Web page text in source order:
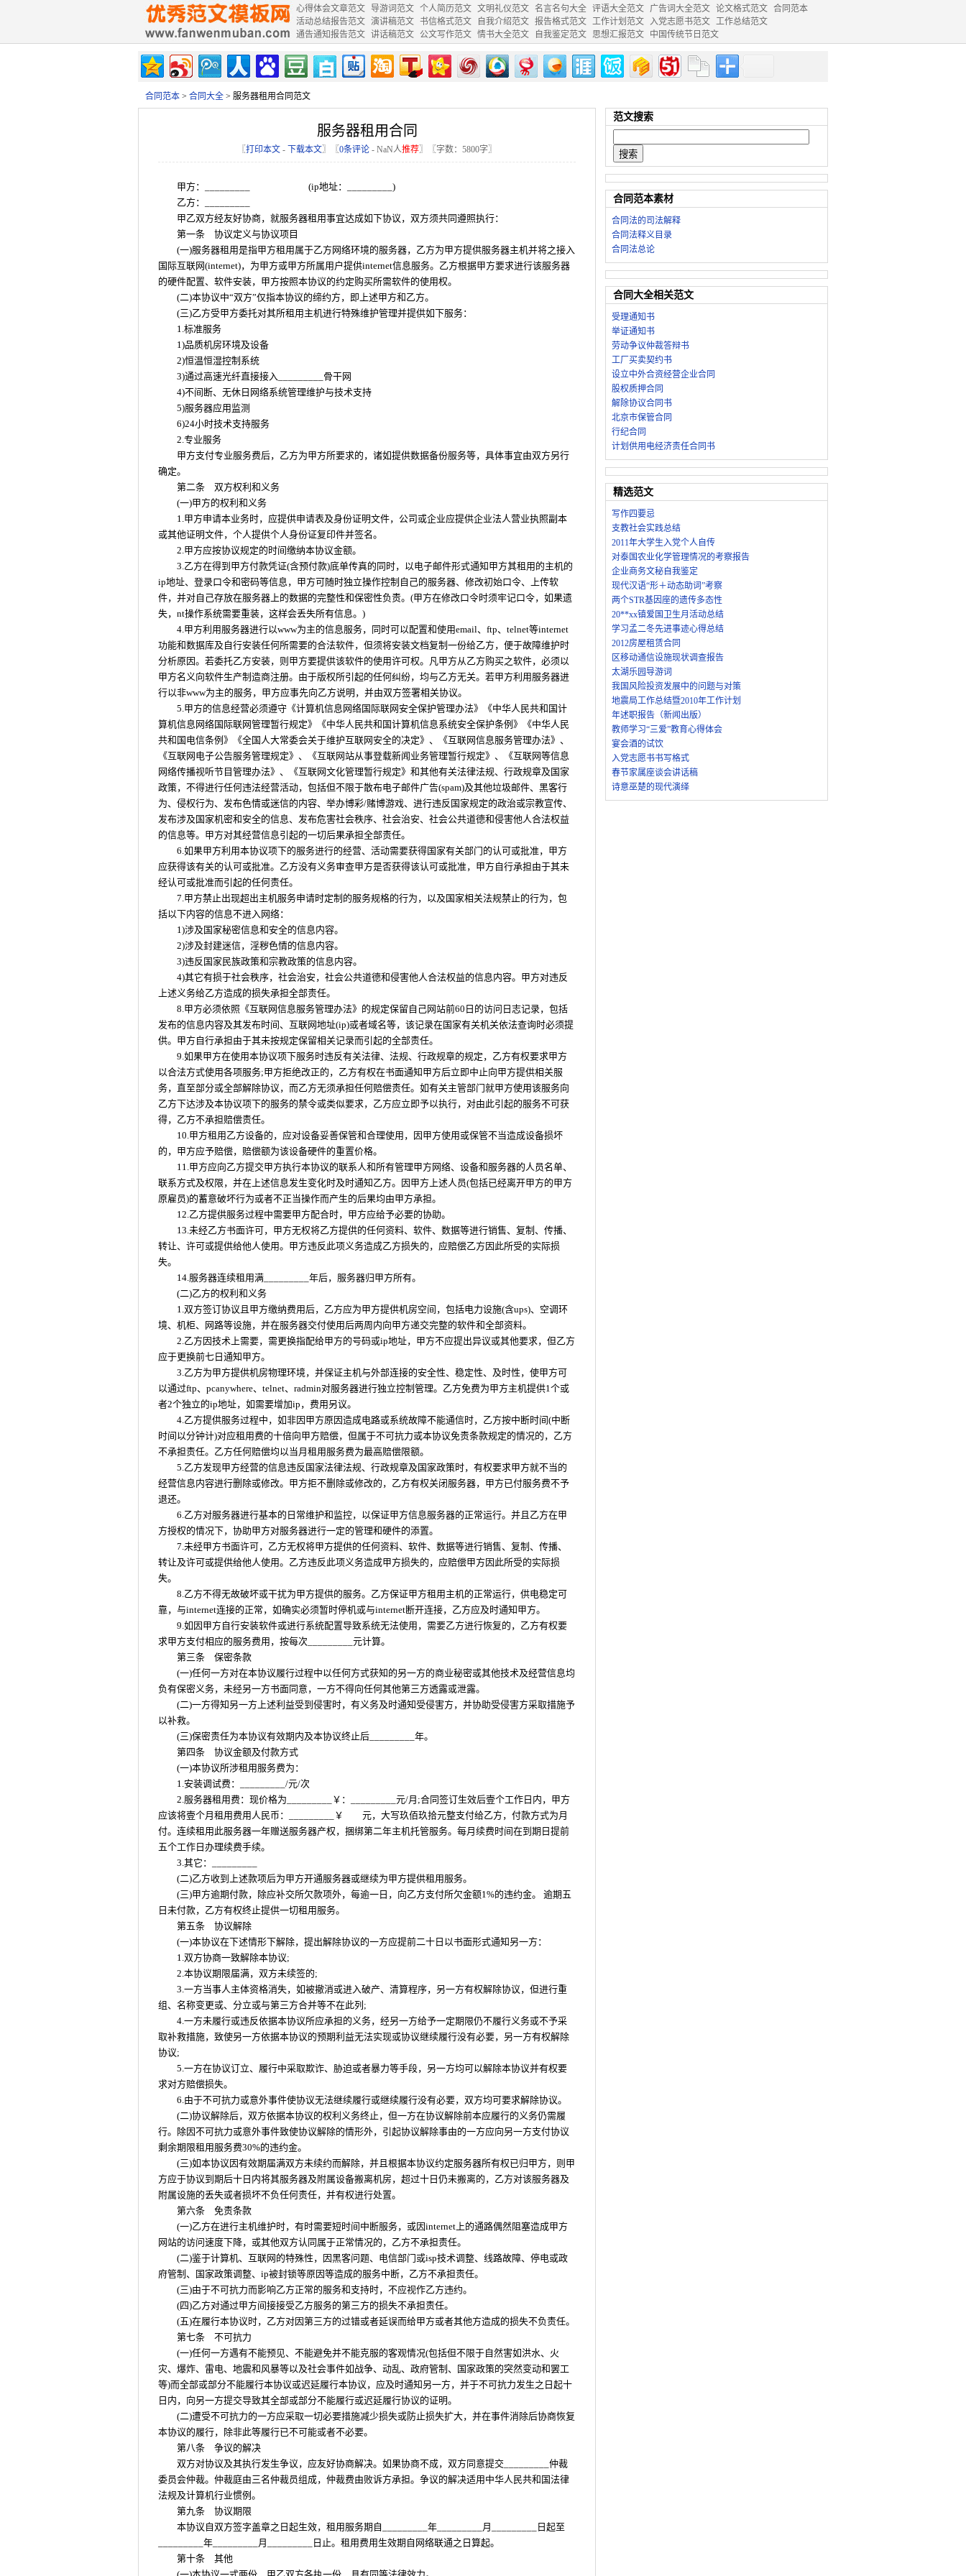
心得体会文章范文 导游词范文 个人简历范文 文明礼仪范文 名言名句大全 评语大全范文 广告词大全范文 论文格式范文 合同范本
活动总结报告范文 演讲稿范文 书信格式范文 自我介绍范文 报告格式范文 工作计划范文 入党志愿书范文 工作总结范文
通告通知报告范文 讲话稿范文 公文写作范文 情书大全范文 自我鉴定范文 思想汇报范文 中国传统节日范文
合同范本 > 合同大全 > 服务器租用合同范文
服务器租用合同
〖打印本文 - 下载本文〗〖0条评论 - NaN人推荐〗〖字数：5800字〗
甲方：_________ (ip地址：_________)
乙方：_________
甲乙双方经友好协商，就服务器租用事宜达成如下协议，双方须共同遵照执行：
第一条 协议定义与协议项目
(一)服务器租用是指甲方租用属于乙方网络环境的服务器，乙方为甲方提供服务器主机并将之接入
国际互联网(internet)，为甲方或甲方所属用户提供internet信息服务。乙方根据甲方要求进行该服务器
的硬件配置、软件安装，甲方按照本协议的约定购买所需软件的使用权。
(二)本协议中“双方”仅指本协议的缔约方，即上述甲方和乙方。
(三)乙方受甲方委托对其所租用主机进行特殊维护管理并提供如下服务：
1.标准服务
1)品质机房环境及设备
2)恒温恒湿控制系统
3)通过高速光纤直接接入_________骨干网
4)不间断、无休日网络系统管理维护与技术支持
5)服务器应用监测
6)24小时技术支持服务
2.专业服务
甲方支付专业服务费后，乙方为甲方所要求的，诸如提供数据备份服务等，具体事宜由双方另行
确定。
第二条 双方权利和义务
(一)甲方的权利和义务
1.甲方申请本业务时，应提供申请表及身份证明文件，公司或企业应提供企业法人营业执照副本
或其他证明文件，个人提供个人身份证复印件并签名。
2.甲方应按协议规定的时间缴纳本协议金额。
3.乙方在得到甲方付款凭证(含预付款)底单传真的同时，以电子邮件形式通知甲方其租用的主机的
ip地址、登录口令和密码等信息，甲方可随时独立操作控制自己的服务器、修改初始口令、上传软
件，并对自己存放在服务器上的数据的完整性和保密性负责。(甲方在修改口令时须牢记口令，如果遗
失，nt操作系统需要重装，这样会丢失所有信息。)
4.甲方利用服务器进行以www为主的信息服务，同时可以配置和使用email、ftp、telnet等internet
功能和数据库及自行安装任何所需要的合法软件，但须将安装文档复制一份给乙方，便于故障维护时
分析原因。若委托乙方安装，则甲方要提供该软件的使用许可权。凡甲方从乙方购买之软件，必须以
甲方名义向软件生产制造商注册。由于版权所引起的任何纠纷，均与乙方无关。若甲方利用服务器进
行以非www为主的服务，甲方应事先向乙方说明，并由双方签署相关协议。
5.甲方的信息经营必须遵守《计算机信息网络国际联网安全保护管理办法》《中华人民共和国计
算机信息网络国际联网管理暂行规定》《中华人民共和国计算机信息系统安全保护条例》《中华人民
共和国电信条例》《全国人大常委会关于维护互联网安全的决定》、《互联网信息服务管理办法》、
《互联网电子公告服务管理规定》、《互联网站从事登载新闻业务管理暂行规定》、《互联网等信息
网络传播视听节目管理办法》、《互联网文化管理暂行规定》和其他有关法律法规、行政规章及国家
政策，不得进行任何违法经营活动，包括但不限于散布电子邮件广告(spam)及其他垃圾邮件、黑客行
为、侵权行为、发布色情或迷信的内容、举办博彩/赌博游戏、进行违反国家规定的政治或宗教宣传、
发布涉及国家机密和安全的信息、发布危害社会秩序、社会治安、社会公共道德和侵害他人合法权益
的信息等。甲方对其经营信息引起的一切后果承担全部责任。
6.如果甲方利用本协议项下的服务进行的经营、活动需要获得国家有关部门的认可或批准，甲方
应获得该有关的认可或批准。乙方没有义务审查甲方是否获得该认可或批准，甲方自行承担由于其未
经认可或批准而引起的任何责任。
7.甲方禁止出现超出主机服务申请时定制的服务规格的行为，以及国家相关法规禁止的行为，包
括以下内容的信息不进入网络：
1)涉及国家秘密信息和安全的信息内容。
2)涉及封建迷信，淫秽色情的信息内容。
3)违反国家民族政策和宗教政策的信息内容。
4)其它有损于社会秩序，社会治安，社会公共道德和侵害他人合法权益的信息内容。甲方对违反
上述义务给乙方造成的损失承担全部责任。
8.甲方必须依照《互联网信息服务管理办法》的规定保留自己网站前60日的访问日志记录，包括
发布的信息内容及其发布时间、互联网地址(ip)或者域名等，该记录在国家有关机关依法查询时必须提
供。甲方自行承担由于其未按规定保留相关记录而引起的全部责任。
9.如果甲方在使用本协议项下服务时违反有关法律、法规、行政规章的规定，乙方有权要求甲方
以合法方式使用各项服务;甲方拒绝改正的，乙方有权在书面通知甲方后立即中止向甲方提供相关服
务，直至部分或全部解除协议，而乙方无须承担任何赔偿责任。如有关主管部门就甲方使用该服务向
乙方下达涉及本协议项下的服务的禁令或类似要求，乙方应立即予以执行，对由此引起的服务不可获
得，乙方不承担赔偿责任。
10.甲方租用乙方设备的，应对设备妥善保管和合理使用，因甲方使用或保管不当造成设备损坏
的，甲方应予赔偿，赔偿额为该设备硬件的重置价格。
11.甲方应向乙方提交甲方执行本协议的联系人和所有管理甲方网络、设备和服务器的人员名单、
联系方式及权限，并在上述信息发生变化时及时通知乙方。因甲方上述人员(包括已经离开甲方的甲方
原雇员)的蓄意破坏行为或者不正当操作而产生的后果均由甲方承担。
12.乙方提供服务过程中需要甲方配合时，甲方应给予必要的协助。
13.未经乙方书面许可，甲方无权将乙方提供的任何资料、软件、数据等进行销售、复制、传播、
转让、许可或提供给他人使用。甲方违反此项义务造成乙方损失的，应赔偿乙方因此所受的实际损
失。
14.服务器连续租用满_________年后，服务器归甲方所有。
(二)乙方的权利和义务
1.双方签订协议且甲方缴纳费用后，乙方应为甲方提供机房空间，包括电力设施(含ups)、空调环
境、机柜、网路等设施，并在服务器交付使用后两周内向甲方递交完整的软件和全部资料。
2.乙方因技术上需要，需更换指配给甲方的号码或ip地址，甲方不应提出异议或其他要求，但乙方
应于更换前七日通知甲方。
3.乙方为甲方提供机房物理环境，并保证主机与外部连接的安全性、稳定性、及时性，使甲方可
以通过ftp、pcanywhere、telnet、radmin对服务器进行独立控制管理。乙方免费为甲方主机提供1个或
者2个独立的ip地址，如需要增加ip，费用另议。
4.乙方提供服务过程中，如非因甲方原因造成电路或系统故障不能通信时，乙方按中断时间(中断
时间以分钟计)对应租用费的十倍向甲方赔偿，但属于不可抗力或本协议免责条款规定的情况的，乙方
不承担责任。乙方任何赔偿均以当月租用服务费为最高赔偿限额。
5.乙方发现甲方经营的信息违反国家法律法规、行政规章及国家政策时，有权要求甲方就不当的
经营信息内容进行删除或修改。甲方拒不删除或修改的，乙方有权关闭服务器，甲方已付服务费不予
退还。
6.乙方对服务器进行基本的日常维护和监控，以保证甲方信息服务器的正常运行。并且乙方在甲
方授权的情况下，协助甲方对服务器进行一定的管理和硬件的添置。
7.未经甲方书面许可，乙方无权将甲方提供的任何资料、软件、数据等进行销售、复制、传播、
转让及许可或提供给他人使用。乙方违反此项义务造成甲方损失的，应赔偿甲方因此所受的实际损
失。
8.乙方不得无故破坏或干扰为甲方提供的服务。乙方保证甲方租用主机的正常运行，供电稳定可
靠，与internet连接的正常，如确实必须暂时停机或与internet断开连接，乙方应及时通知甲方。
9.如因甲方自行安装软件或进行系统配置导致系统无法使用，需要乙方进行恢复的，乙方有权要
求甲方支付相应的服务费用，按每次_________元计算。
第三条 保密条款
(一)任何一方对在本协议履行过程中以任何方式获知的另一方的商业秘密或其他技术及经营信息均
负有保密义务，未经另一方书面同意，一方不得向任何其他第三方透露或泄露。
(二)一方得知另一方上述利益受到侵害时，有义务及时通知受侵害方，并协助受侵害方采取措施予
以补救。
(三)保密责任为本协议有效期内及本协议终止后_________年。
第四条 协议金额及付款方式
(一)本协议所涉租用服务费为：
1.安装调试费：_________/元/次
2.服务器租用费：现价格为_________￥：_________元/月;合同签订生效后壹个工作日内，甲方
应该将壹个月租用费用人民币：_________￥ 元，大写玖佰玖拾元整支付给乙方，付款方式为月
付。连续租用此服务器一年赠送服务器产权，捆绑第二年主机托管服务。每月续费时间在到期日提前
五个工作日办理续费手续。
3.其它：_________
(二)乙方收到上述款项后为甲方开通服务器或继续为甲方提供租用服务。
(三)甲方逾期付款，除应补交所欠款项外，每逾一日，向乙方支付所欠金额1%的违约金。 逾期五
日未付款，乙方有权终止提供一切租用服务。
第五条 协议解除
(一)本协议在下述情形下解除，提出解除协议的一方应提前二十日以书面形式通知另一方：
1.双方协商一致解除本协议;
2.本协议期限届满，双方未续签的;
3.一方当事人主体资格消失，如被撤消或进入破产、清算程序，另一方有权解除协议，但进行重
组、名称变更或、分立或与第三方合并等不在此列;
4.一方未履行或违反依据本协议所应承担的义务，经另一方给予一定期限仍不履行义务或不予采
取补救措施，致使另一方依据本协议的预期利益无法实现或协议继续履行没有必要，另一方有权解除
协议;
5.一方在协议订立、履行中采取欺诈、胁迫或者暴力等手段，另一方均可以解除本协议并有权要
求对方赔偿损失。
6.由于不可抗力或意外事件使协议无法继续履行或继续履行没有必要，双方均可要求解除协议。
(二)协议解除后，双方依据本协议的权利义务终止，但一方在协议解除前本应履行的义务仍需履
行。除因不可抗力或意外事件致使协议解除的情形外，引起协议解除事由的一方应向另一方支付协议
剩余期限租用服务费30%的违约金。
(三)如本协议因有效期届满双方未续约而解除，并且根据本协议约定服务器所有权已归甲方，则甲
方应于协议到期后十日内将其服务器及附属设备搬离机房，超过十日仍未搬离的，乙方对该服务器及
附属设施的丢失或者损坏不负任何责任，并有权进行处置。
第六条 免责条款
(一)乙方在进行主机维护时，有时需要短时间中断服务，或因internet上的通路偶然阻塞造成甲方
网站的访问速度下降，或其他双方认同属于正常情况的，乙方不承担责任。
(二)鉴于计算机、互联网的特殊性，因黑客问题、电信部门或isp技术调整、线路故障、停电或政
府管制、国家政策调整、ip被封锁等原因等造成的服务中断，乙方不承担责任。
(三)由于不可抗力而影响乙方正常的服务和支持时，不应视作乙方违约。
(四)乙方对通过甲方间接接受乙方服务的第三方的损失不承担责任。
(五)在履行本协议时，乙方对因第三方的过错或者延误而给甲方或者其他方造成的损失不负责任。
第七条 不可抗力
(一)任何一方遇有不能预见、不能避免并不能克服的客观情况(包括但不限于自然害如洪水、火
灾、爆炸、雷电、地震和风暴等以及社会事件如战争、动乱、政府管制、国家政策的突然变动和罢工
等)而全部或部分不能履行本协议或迟延履行本协议，应及时通知另一方，并于不可抗力发生之日起十
日内，向另一方提交导致其全部或部分不能履行或迟延履行协议的证明。
(二)遭受不可抗力的一方应采取一切必要措施减少损失或防止损失扩大，并在事件消除后协商恢复
本协议的履行，除非此等履行已不可能或者不必要。
第八条 争议的解决
双方对协议及其执行发生争议，应友好协商解决。如果协商不成，双方同意提交_________仲裁
委员会仲裁。仲裁庭由三名仲裁员组成，仲裁费由败诉方承担。争议的解决适用中华人民共和国法律
法规及计算机行业惯例。
第九条 协议期限
本协议自双方签字盖章之日起生效，租用服务期自_________年_________月_________日起至
_________年_________月_________日止。租用费用生效期自网络联通之日算起。
第十条 其他
范文搜索
合同范本素材
合同法的司法解释
合同法释义目录
合同法总论
合同大全相关范文
受理通知书
举证通知书
劳动争议仲裁答辩书
工厂买卖契约书
设立中外合资经营企业合同
股权质押合同
解除协议合同书
北京市保管合同
行纪合同
计划供用电经济责任合同书
精选范文
写作四要忌
支教社会实践总结
2011年大学生入党个人自传
对泰国农业化学管理情况的考察报告
企业商务文秘自我鉴定
现代汉语“形＋动态助词”考察
两个STR基因座的遗传多态性
20**xx镇爱国卫生月活动总结
学习孟二冬先进事迹心得总结
2012房屋租赁合同
区移动通信设施现状调查报告
太湖乐园导游词
我国风险投资发展中的问题与对策
地震局工作总结暨2010年工作计划
年述职报告（新闻出版）
教师学习“三爱”教育心得体会
宴会酒的试饮
入党志愿书书写格式
春节家属座谈会讲话稿
诗意巫楚的现代演绎